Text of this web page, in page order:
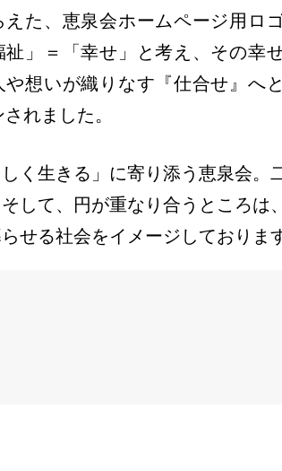
えた、恵泉会ホームページ用ロ
祉」＝「幸せ」と考え、その幸
や想いが織りなす『仕合せ』へ
されました。
く生きる」に寄り添う恵泉会。
して、円が重なり合うところは
せる社会をイメージしておりま